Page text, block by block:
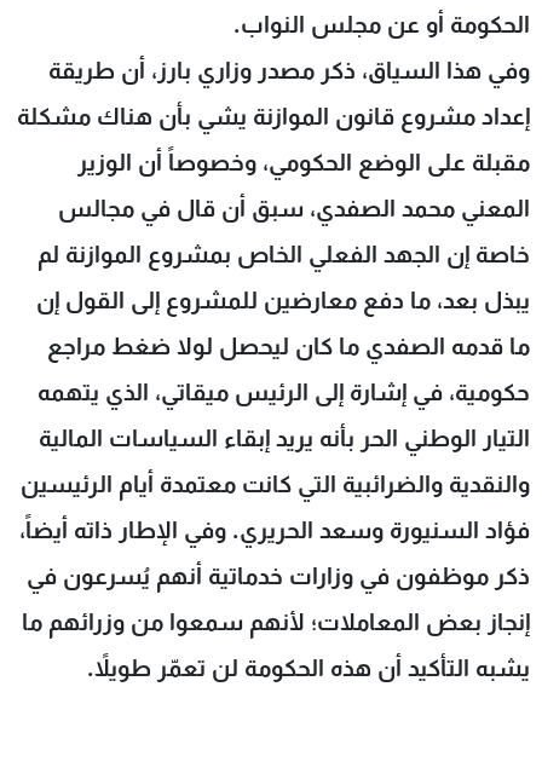
الحكومة أو عن مجلس النواب.
وفي هذا السياق، ذكر مصدر وزاري بارز، أن طريقة
إعداد مشروع قانون الموازنة يشي بأن هناك مشكلة
مقبلة على الوضع الحكومي، وخصوصاً أن الوزير
المعني محمد الصفدي، سبق أن قال في مجالس
خاصة إن الجهد الفعلي الخاص بمشروع الموازنة لم
يبذل بعد، ما دفع معارضين للمشروع إلى القول إن
ما قدمه الصفدي ما كان ليحصل لولا ضغط مراجع
حكومية، في إشارة إلى الرئيس ميقاتي، الذي يتهمه
التيار الوطني الحر بأنه يريد إبقاء السياسات المالية
والنقدية والضرائبية التي كانت معتمدة أيام الرئيسين
فؤاد السنيورة وسعد الحريري. وفي الإطار ذاته أيضاً،
ذكر موظفون في وزارات خدماتية أنهم يُسرعون في
إنجاز بعض المعاملات؛ لأنهم سمعوا من وزرائهم ما
يشبه التأكيد أن هذه الحكومة لن تعمّر طويلاً.